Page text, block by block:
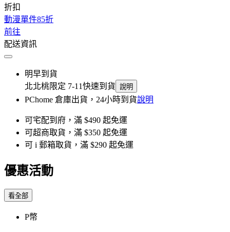
折扣
動漫單件85折
前往
配送資訊
明早到貨
北北桃限定 7-11快速到貨 說明
PChome 倉庫出貨，24小時到貨說明
可宅配到府，滿 $490 起免運
可超商取貨，滿 $350 起免運
可 i 郵箱取貨，滿 $290 起免運
優惠活動
看全部
P幣